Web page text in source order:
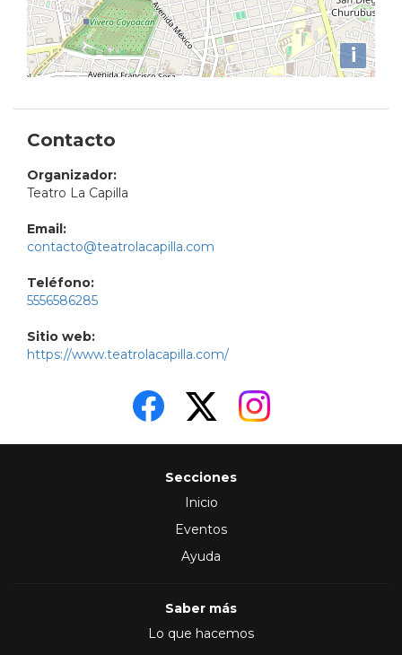
i
Contacto
Organizador:
Teatro La Capilla
Email:
contacto@teatrolacapilla.com
Teléfono:
5556586285
Sitio web:
https://www.teatrolacapilla.com/
Secciones
Inicio
Eventos
Ayuda
Saber más
Lo que hacemos